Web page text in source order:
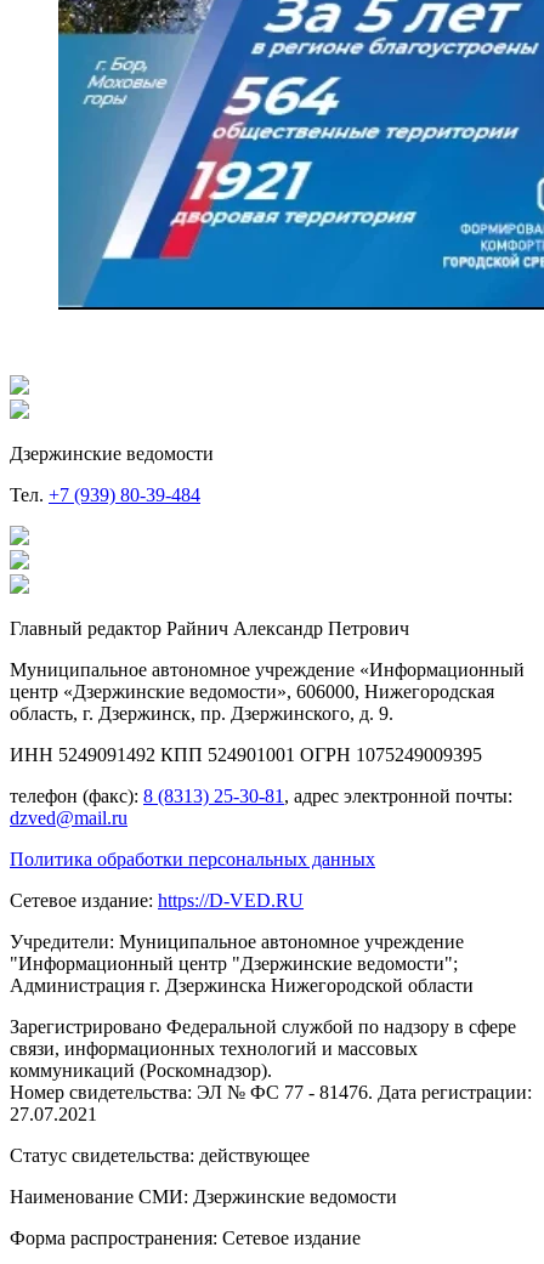
Дзержинские ведомости
Тел. +7 (939) 80-39-484
Главный редактор Райнич Александр Петрович
Муниципальное автономное учреждение «Информационный
центр «Дзержинские ведомости», 606000, Нижегородская
область, г. Дзержинск, пр. Дзержинского, д. 9.
ИНН 5249091492 КПП 524901001 ОГРН 1075249009395
телефон (факс): 8 (8313) 25-30-81 , адрес электронной почты:
dzved@mail.ru
Политика обработки персональных данных
Сетевое издание: https://D-VED.RU
Учредители: Муниципальное автономное учреждение
"Информационный центр "Дзержинские ведомости";
Администрация г. Дзержинска Нижегородской области
Зарегистрировано Федеральной службой по надзору в сфере
связи, информационных технологий и массовых
коммуникаций (Роскомнадзор).
Номер свидетельства: ЭЛ № ФС 77 - 81476. Дата регистрации:
27.07.2021
Статус свидетельства: действующее
Наименование СМИ: Дзержинские ведомости
Форма распространения: Сетевое издание